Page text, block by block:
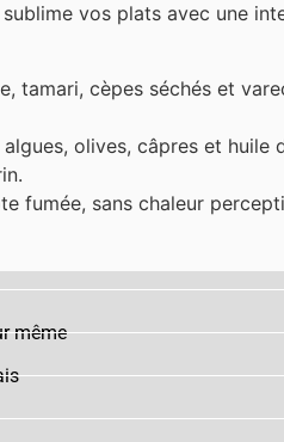
vos plats avec une
tamari, cèpes séchés et
algues, olives, câpres et huile
fumée, sans chaleur
même